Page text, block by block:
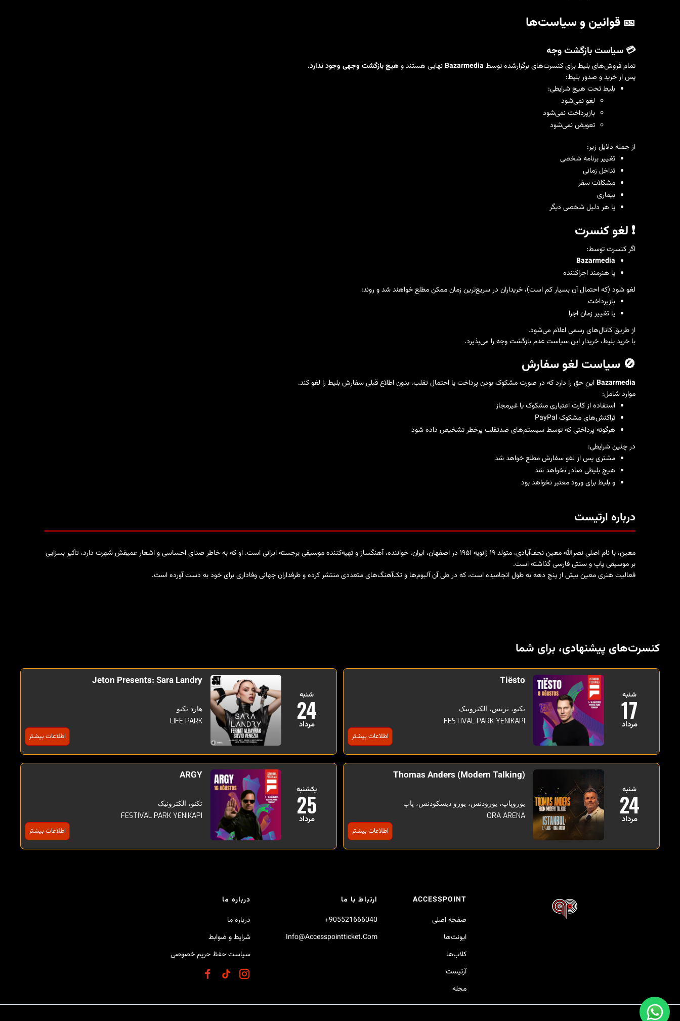
🎫 قوانین و سیاست‌ها
💳 سیاست بازگشت وجه
تمام فروش‌های بلیط برای کنسرت‌های برگزارشده توسط Bazarmediaنهایی هستند وهیچ بازگشت وجهی وجود ندارد.
پس از خرید و صدور بلیط:
بلیط تحت هیچ شرایطی:
لغو نمی‌شود
بازپرداخت نمی‌شود
تعویض نمی‌شود
از جمله دلایل زیر:
تغییر برنامه شخصی
تداخل زمانی
مشکلات سفر
بیماری
یا هر دلیل شخصی دیگر
❗️ لغو کنسرت
اگر کنسرت توسط:
Bazarmedia
یا هنرمند اجراکننده
لغو شود (که احتمال آن بسیار کم است)، خریداران در سریع‌ترین زمان ممکن مطلع خواهند شد و روند:
بازپرداخت
یا تغییر زمان اجرا
از طریق کانال‌های رسمی اعلام می‌شود.
با خرید بلیط، خریدار این سیاست عدم بازگشت وجه را می‌پذیرد.
🚫 سیاست لغو سفارش
Bazarmediaاین حق را دارد که در صورت مشکوک بودن پرداخت یا احتمال تقلب، بدون اطلاع قبلی سفارش بلیط را لغو کند.
موارد شامل:
استفاده از کارت اعتباری مشکوک یا غیرمجاز
تراکنش‌های مشکوک PayPal
هرگونه پرداختی که توسط سیستم‌های ضدتقلب پرخطر تشخیص داده شود
در چنین شرایطی:
مشتری پس از لغو سفارش مطلع خواهد شد
هیچ بلیطی صادر نخواهد شد
و بلیط برای ورود معتبر نخواهد بود
درباره ارتیست
معین، با نام اصلی نصرالله معین نجف‌آبادی، متولد ۱۹ ژانویه ۱۹۵۱ در اصفهان، ایران، خواننده، آهنگساز و تهیه‌کننده موسیقی برجسته ایرانی است. او که به خاطر صدای احساسی و اشعار عمیقش شهرت دارد، تأثیر بسزایی
بر موسیقی پاپ و سنتی فارسی گذاشته است.
فعالیت هنری معین بیش از پنج دهه به طول انجامیده است، که در طی آن آلبوم‌ها و تک‌آهنگ‌های متعددی منتشر کرده و طرفداران جهانی وفاداری برای خود به دست آورده است.
کنسرت‌های پیشنهادی، برای شما
شنبه
17
مرداد
Tiësto
تکنو، ترنس، الکترونیک
FESTIVAL PARK YENIKAPI
اطلاعات بیشتر
شنبه
24
مرداد
Jeton Presents: Sara Landry
هارد تکنو
LIFE PARK
اطلاعات بیشتر
شنبه
24
مرداد
Thomas Anders (Modern Talking)
یوروپاپ، یورودنس، یورو دیسکودنس، پاپ
ORA ARENA
اطلاعات بیشتر
یکشنبه
25
مرداد
ARGY
تکنو، الکترونیک
FESTIVAL PARK YENIKAPI
اطلاعات بیشتر
ACCESSPOINT
صفحه اصلی
ایونت‌ها
کلاب‌ها
آرتیست
مجله
ارتباط با ما
905521666040+
Info@accesspointticket.com
درباره ما
درباره ما
شرایط و ضوابط
سیاست حفظ حریم خصوصی